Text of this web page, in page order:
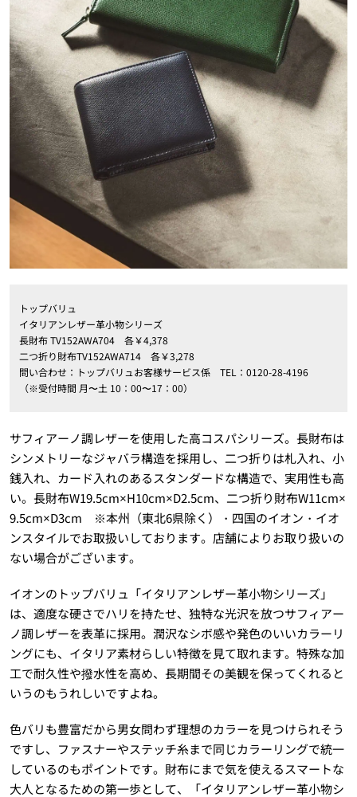
トップバリュ
イタリアンレザー革小物シリーズ
長財布 TV152AWA704 各￥4,378
二つ折り財布TV152AWA714 各￥3,278
問い合わせ：トップバリュお客様サービス係 TEL：0120-28-4196
（※受付時間 月〜土 10：00〜17：00）
サフィアーノ調レザーを使用した高コスパシリーズ。長財布は
シンメトリーなジャバラ構造を採用し、二つ折りは札入れ、小
銭入れ、カード入れのあるスタンダードな構造で、実用性も高
い。長財布W19.5cm×H10cm×D2.5cm、二つ折り財布W11cm×
9.5cm×D3cm ※本州（東北6県除く）・四国のイオン・イオ
ンスタイルでお取扱いしております。店舗によりお取り扱いの
ない場合がございます。
イオンのトップバリュ「イタリアンレザー革小物シリーズ」
は、適度な硬さでハリを持たせ、独特な光沢を放つサフィアー
ノ調レザーを表革に採用。潤沢なシボ感や発色のいいカラーリ
ングにも、イタリア素材らしい特徴を見て取れます。特殊な加
工で耐久性や撥水性を高め、長期間その美観を保ってくれると
いうのもうれしいですよね。
色バリも豊富だから男女問わず理想のカラーを見つけられそう
ですし、ファスナーやステッチ糸まで同じカラーリングで統一
しているのもポイントです。財布にまで気を使えるスマートな
大人となるための第一歩として、「イタリアンレザー革小物シ